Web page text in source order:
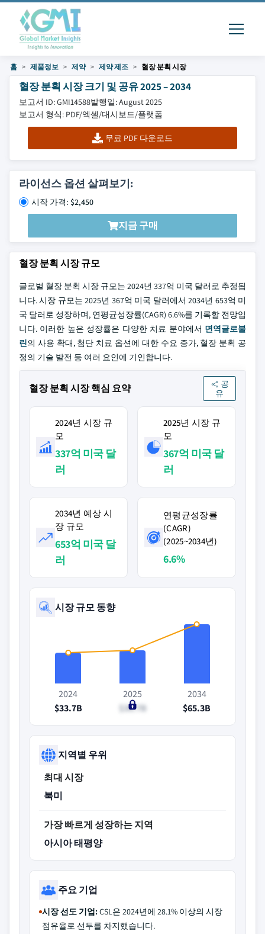
홈 제품정보 제약 제약 제조 혈장 분획 시장
혈장 분획 시장 크기 및 공유 2025 – 2034
보고서 ID: GMI14588발행일: August 2025
보고서 형식: PDF/엑셀/대시보드/플랫폼
무료 PDF 다운로드
라이선스 옵션 살펴보기:
시작 가격: $2,450
지금 구매
혈장 분획 시장 규모
글로벌 혈장 분획 시장 규모는 2024년 337억 미국 달러로 추정됩
니다. 시장 규모는 2025년 367억 미국 달러에서 2034년 653억 미
국 달러로 성장하며, 연평균성장률(CAGR) 6.6%를 기록할 전망입
니다. 이러한 높은 성장률은 다양한 치료 분야에서 면역글로불
린의 사용 확대, 첨단 치료 옵션에 대한 수요 증가, 혈장 분획 공
정의 기술 발전 등 여러 요인에 기인합니다.
혈장 분획 시장 핵심 요약
공
유
2024년 시장 규
모
337억 미국 달
러
2025년 시장 규
모
367억 미국 달
러
2034년 예상 시
장 규모
653억 미국 달
러
연평균성장률
(CAGR)
(2025~2034년)
6.6%
시장 규모 동향
2024
$33.7B
2025
$36.7B
2034
$65.3B
지역별 우위
최대 시장
북미
가장 빠르게 성장하는 지역
아시아 태평양
주요 기업
시장 선도 기업:CSL은 2024년에 28.1% 이상의 시장
점유율로 선두를 차지했습니다.